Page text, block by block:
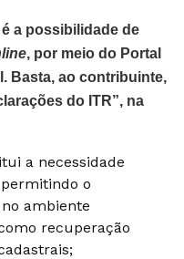
a possibilidade de
, por meio do Portal
Basta, ao contribuinte,
do ITR”, na
a necessidade
o
ambiente
recuperação